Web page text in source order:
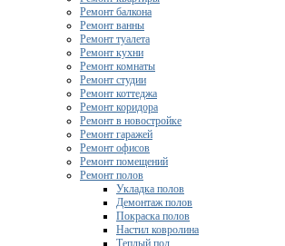
Ремонт балкона
Ремонт ванны
Ремонт туалета
Ремонт кухни
Ремонт комнаты
Ремонт студии
Ремонт коттеджа
Ремонт коридора
Ремонт в новостройке
Ремонт гаражей
Ремонт офисов
Ремонт помещений
Ремонт полов
Укладка полов
Демонтаж полов
Покраска полов
Настил ковролина
Теплый пол